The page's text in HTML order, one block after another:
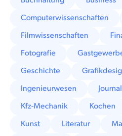
Computerwissenschaften
Filmwissenschaften
Fotografie
Geschichte
Ingenieurwesen
Kfz-Mechanik
Kochen
Kunst
Literatur